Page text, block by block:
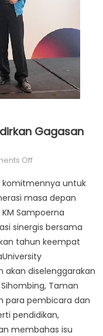
Gagasan
Offon
Hadirkan
Gagasan
dan
Terobosan
Revolusioner
untuk
masa depan
Sampoerna
sinergis bersama
tahun keempat
akan diselenggarakan
Taman
para pembicara dan
pendidikan,
membahas isu